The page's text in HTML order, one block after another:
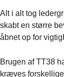
Alt i alt tog
skabt en større
åbnet op for
Brugen af TT38
kræves